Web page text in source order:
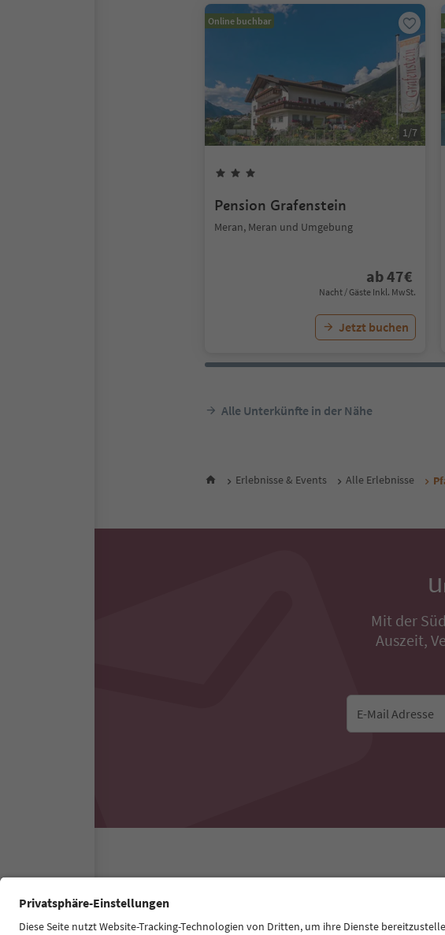
Online buchbar
1/7
Pension Grafenstein
Meran, Meran und Umgebung
ab47€
Nacht / Gäste Inkl. MwSt.
Jetzt buchen
Alle Unterkünfte in der Nähe
Erlebnisse & Events Alle Erlebnisse
Mit der
Auszeit,
E-Mail Adresse